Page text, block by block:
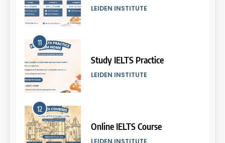
LEIDEN INSTITUTE
11
Study IELTS Practice
LEIDEN INSTITUTE
12
Online IELTS Course
LEIDEN INSTITUTE
COURSE PERIODS
6
2026
COURSE PERIODS
7
Maret 2026
COURSE PERIODS